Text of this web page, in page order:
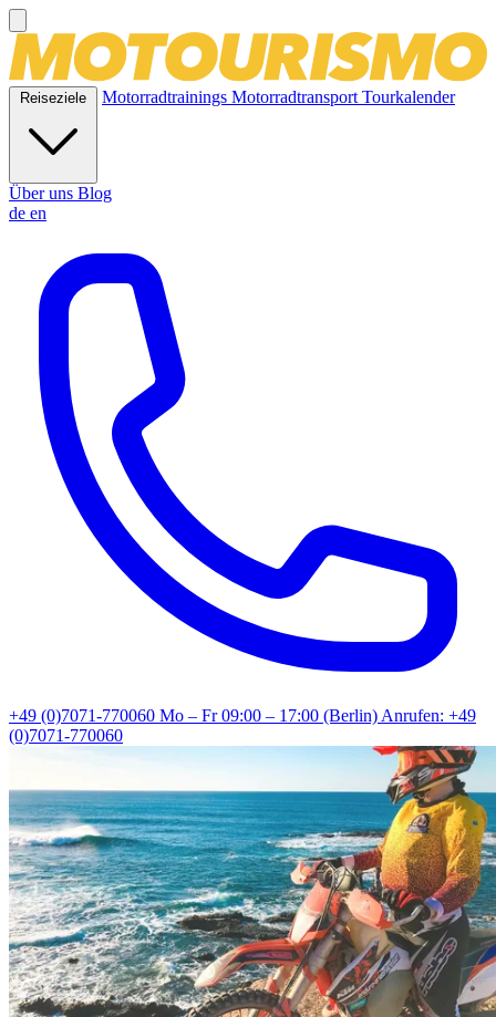
Reiseziele Motorradtrainings MotorradtransportTourkalender
Über uns Blog
de en
+49 (0)7071-770060 Mo – Fr 09:00 – 17:00 (Berlin)Anrufen: +49
(0)7071-770060